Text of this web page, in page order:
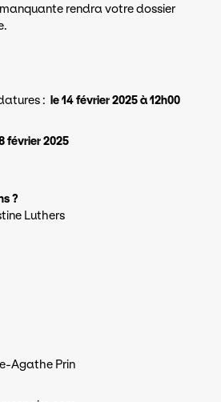
rendra votre dossier
:
le 14 février 2025 à 12h00
février 2025
?
Luthers
WBTD
Agathe Prin